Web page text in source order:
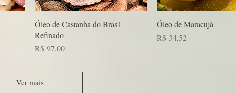
Visualização rápida
Óleo de Castanha do Brasil
Refinado
Preço
R$ 97,00
Visualização rápida
Óleo de Maracujá
Preço
R$ 34,52
Ver mais